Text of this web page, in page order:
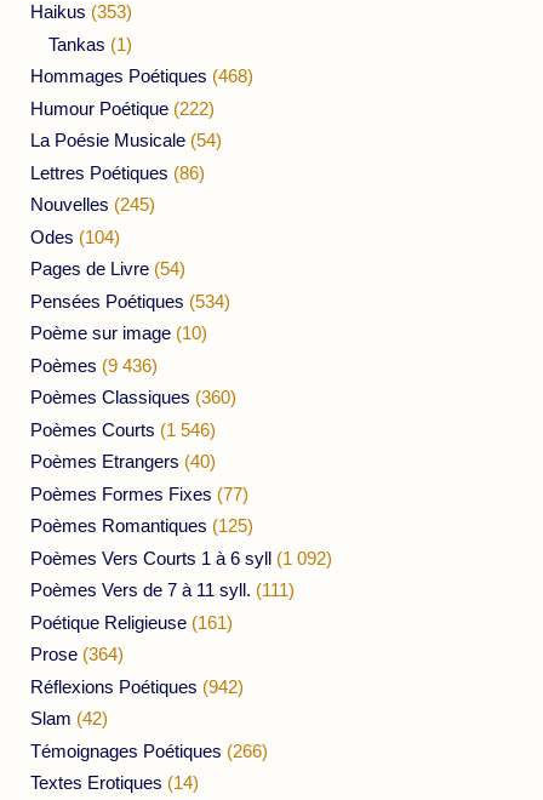
Haikus (353)
Tankas (1)
Hommages Poétiques (468)
Humour Poétique (222)
La Poésie Musicale (54)
Lettres Poétiques (86)
Nouvelles (245)
Odes (104)
Pages de Livre (54)
Pensées Poétiques (534)
Poème sur image (10)
Poèmes (9 436)
Poèmes Classiques (360)
Poèmes Courts (1 546)
Poèmes Etrangers (40)
Poèmes Formes Fixes (77)
Poèmes Romantiques (125)
Poèmes Vers Courts 1 à 6 syll (1 092)
Poèmes Vers de 7 à 11 syll. (111)
Poétique Religieuse (161)
Prose (364)
Réflexions Poétiques (942)
Slam (42)
Témoignages Poétiques (266)
Textes Erotiques (14)